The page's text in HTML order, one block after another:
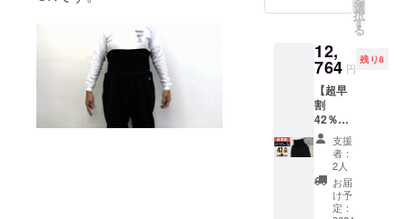
給状
上の都
合等に
より出
荷時期
が遅れ
る場合
があり
ます。
る可能
性がご
ざいま
す。 ※
デザイ
ン・仕
様は一
部変更
になる
可能性
もござ
いま
770円
込) ※配
送時
期:2024
年12月
26日発
送予定
※皆様の
ご支援
により
量産効
率が向
トパン
ツ：グ
ベー
ジュ ×
XLサイ
ズ × 1枚
先着15
名様 一
般販売
予定価
格
11,110
円 (税/
送料
選
択
す
る
12,
764 円
残り8
【超早
割
42％OF
F】ブ
ラック×
Lサイ
ズ、グ
レー
ベー
支援
者：
2人
お届
け予
定：